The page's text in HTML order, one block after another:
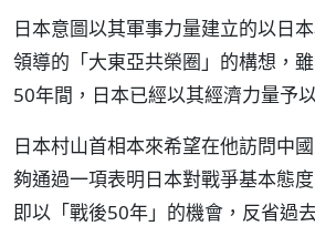
日本意圖以其軍事力量建立的以日
領導的「大東亞共榮圈」的構想，
50年間，日本已經以其經濟力量予
日本村山首相本來希望在他訪問中
夠通過一項表明日本對戰爭基本態
即以「戰後50年」的機會，反省過